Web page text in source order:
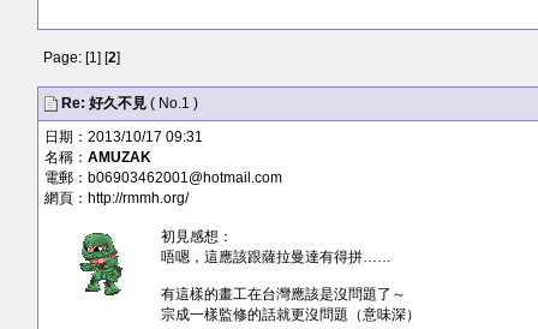
Page: [1] [2]
Re: 好久不見 ( No.1 )
日期：2013/10/17 09:31
名稱： AMUZAK
電郵： b06903462001@hotmail.com
網頁： http://rmmh.org/
初見感想：
唔嗯，這應該跟薩拉曼達有得拼……
有這樣的畫工在台灣應該是沒問題了～
宗成一樣監修的話就更沒問題（意味深）